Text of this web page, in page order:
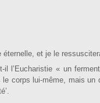
et je le
il l’Eucharistie « un
corps lui-même, mais